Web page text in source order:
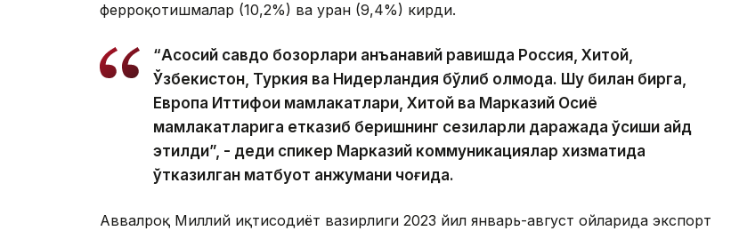
ферроқотишмалар (10,2%) ва уран (9,4%) кирди.
“Асосий савдо бозорлари анъанавий равишда Россия, Хитой,
Ўзбекистон, Туркия ва Нидерландия бўлиб қолмоқда. Шу билан бирга,
Европа Иттифоқи мамлакатлари, Хитой ва Марказий Осиё
мамлакатларига етказиб беришнинг сезиларли даражада ўсиши қайд
этилди”, - деди спикер Марказий коммуникациялар хизматида
ўтказилган матбуот анжумани чоғида.
Аввалроқ Миллий иқтисодиёт вазирлиги 2023 йил январь-август ойларида экспорт